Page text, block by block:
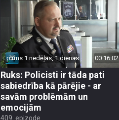
pirms 1 nedēļas, 1 dienas 00:16:02
Ruks: Policisti ir tāda pati
sabiedrība kā pārējie - ar
savām problēmām un
emocijām
409. epizode